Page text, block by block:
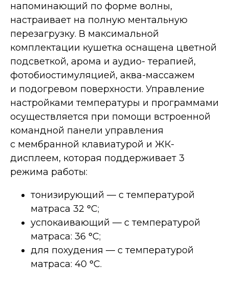
напоминающий по форме волны,
настраивает на полную ментальную
перезагрузку. В максимальной
комплектации кушетка оснащена цветной
подсветкой, арома и аудио- терапией,
фотобиостимуляцией, аква-массажем
и подогревом поверхности. Управление
настройками температуры и программами
осуществляется при помощи встроенной
командной панели управления
с мембранной клавиатурой и ЖК-
дисплеем, которая поддерживает 3
режима работы:
тонизирующий — с температурой
матраса 32 °C;
успокаивающий — с температурой
матраса: 36 °C;
для похудения — с температурой
матраса: 40 °C.
Дополнительные опции